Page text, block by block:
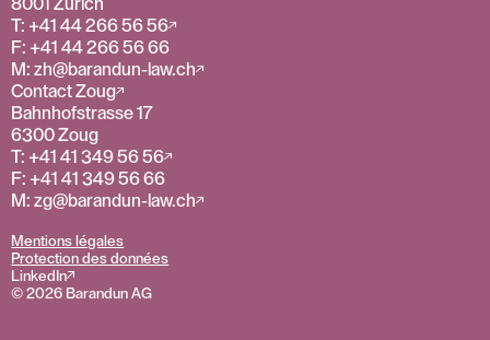
8001 Zurich
T: +41 44 266 56 56
F: +41 44 266 56 66
M: zh@barandun-law.ch
Contact Zoug
Bahnhofstrasse 17
6300 Zoug
T: +41 41 349 56 56
F: +41 41 349 56 66
M: zg@barandun-law.ch
Mentions légales
Protection des données
LinkedIn
© 2026 Barandun AG